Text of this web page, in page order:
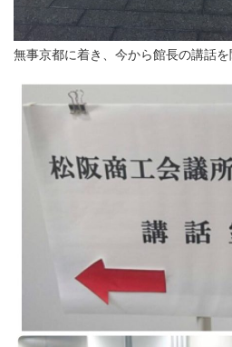
無事京都に着き、今から館長の講話を